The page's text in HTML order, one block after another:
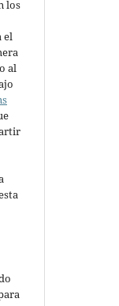
los
el
al